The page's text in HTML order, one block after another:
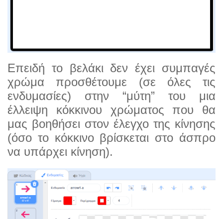
Επειδή το βελάκι δεν έχει συμπαγές
χρώμα προσθέτουμε (σε όλες τις
ενδυμασίες) στην “μύτη” του μια
έλλειψη κόκκινου χρώματος που θα
μας βοηθήσει στον έλεγχο της κίνησης
(όσο το κόκκινο βρίσκεται στο άσπρο
να υπάρχει κίνηση).